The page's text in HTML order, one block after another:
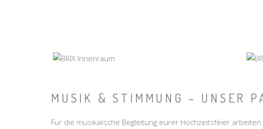
MUSIK & STIMMUNG – UNSER
Für die musikalische Begleitung eurer Hochzeitsfeier